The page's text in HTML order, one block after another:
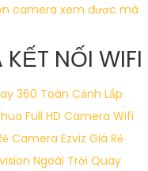
camera xem được mã
KẾT NỐI WIFI
360 Toàn Cảnh Lắp
Full HD Camera Wifi
Camera Ezviz Giá Rẻ
Ngoài Trời Quay